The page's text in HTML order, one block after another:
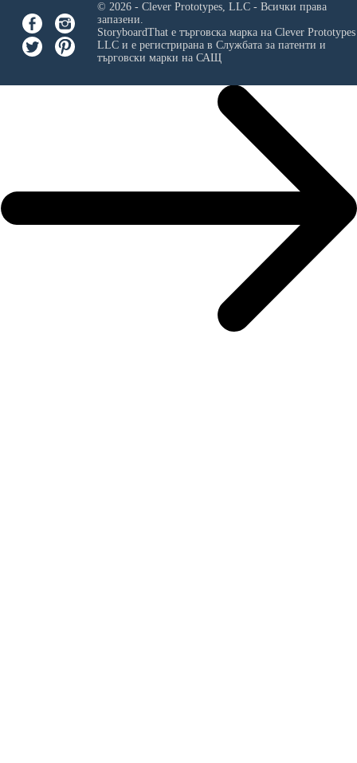
© 2026 - Clever Prototypes, LLC - Всички права
запазени.
StoryboardThat е търговска марка на Clever
LLCи е регистрирана в Службата за патенти и
търговски марки на САЩ